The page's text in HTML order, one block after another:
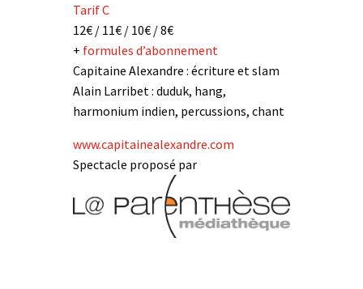
Tarif C
12€ / 11€ / 10€ / 8€
+ formules d’abonnement
Capitaine Alexandre : écriture et slam
Alain Larribet : duduk, hang,
harmonium indien, percussions, chant
www.capitainealexandre.com
Spectacle proposé par